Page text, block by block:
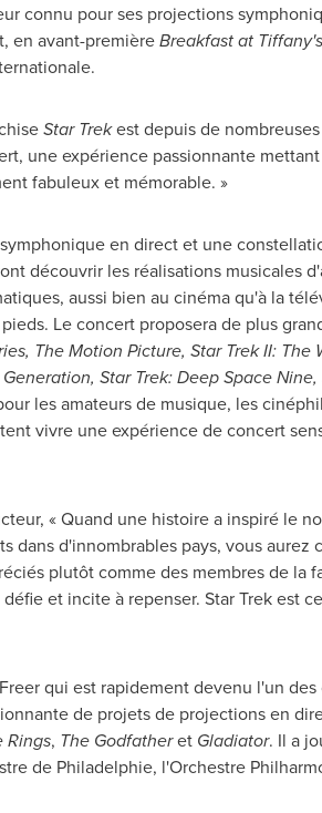
connu pour ses projections
en avant-premièreBreakfast at Tiffany's
Star Trekest depuis de
une expérience passionnante
fabuleux et mémorable. »
en direct et une
découvrir les réalisations musicales
aussi bien au cinéma qu'à la
Le concert proposera de plus
The Motion Picture, Star Trek II: The
Star Trek: Deep Space
les amateurs de musique, les
vivre une expérience de concert
« Quand une histoire a inspiré le
dans d'innombrables pays, vous aurez
plutôt comme des membres de la
et incite à repenser. Star Trek est
qui est rapidement devenu l'un des
de projets de projections en
Rings, The Godfatheret Gladiator. Il a
de Philadelphie, l'Orchestre